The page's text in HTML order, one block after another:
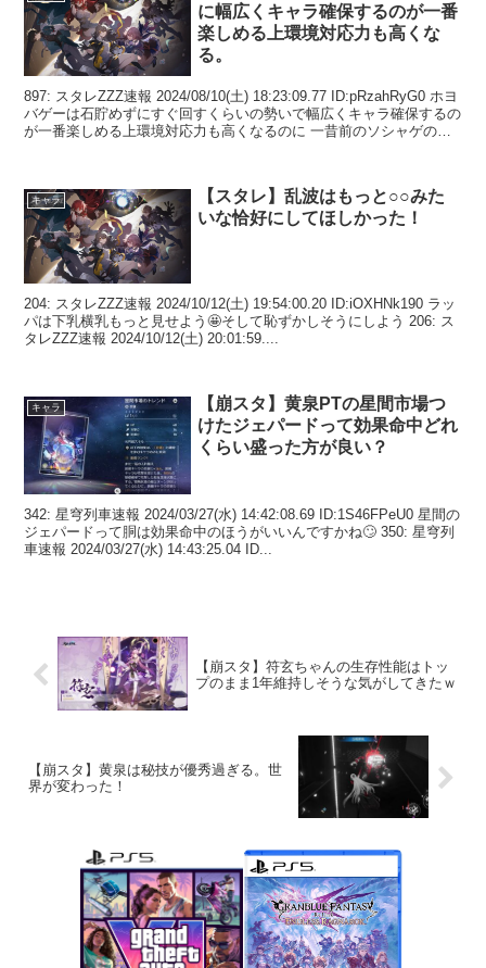
に幅広くキャラ確保するのが一番
楽しめる上環境対応力も高くな
る。
897: スタレZZZ速報 2024/08/10(土) 18:23:09.77 ID:pRzahRyG0 ホヨ
バゲーは石貯めずにすぐ回すくらいの勢いで幅広くキャラ確保するの
が一番楽しめる上環境対応力も高くなるのに 一昔前のソシャゲのノ
キャラ
【スタレ】乱波はもっと○○みた
いな恰好にしてほしかった！
204: スタレZZZ速報 2024/10/12(土) 19:54:00.20 ID:iOXHNk190 ラッ
パは下乳横乳もっと見せよう🤩そして恥ずかしそうにしよう 206: ス
タレZZZ速報 2024/10/12(土) 20:01:59....
キャラ
【崩スタ】黄泉PTの星間市場つ
けたジェパードって効果命中どれ
くらい盛った方が良い？
342: 星穹列車速報 2024/03/27(水) 14:42:08.69 ID:1S46FPeU0 星間の
ジェパードって胴は効果命中のほうがいいんですかね🙄 350: 星穹列
車速報 2024/03/27(水) 14:43:25.04 ID...
【崩スタ】符玄ちゃんの生存性能はトッ
プのまま1年維持しそうな気がしてきたｗ
【崩スタ】黄泉は秘技が優秀過ぎる。世
界が変わった！